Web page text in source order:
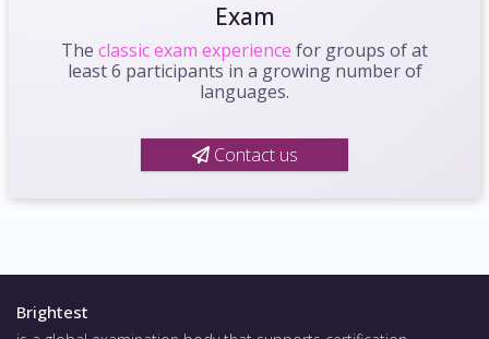
Exam
The classic exam experience for groups of at
least 6 participants in a growing number of
languages.
Contact us
Brightest